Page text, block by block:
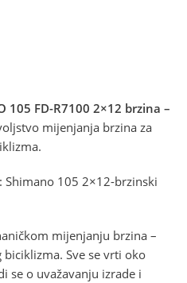
105 FD-R7100 2×12 brzina –
mijenjanja brzina za
Shimano 105 2×12-brzinski
mijenjanju brzina –
Sve se vrti oko
se o uvažavanju izrade i